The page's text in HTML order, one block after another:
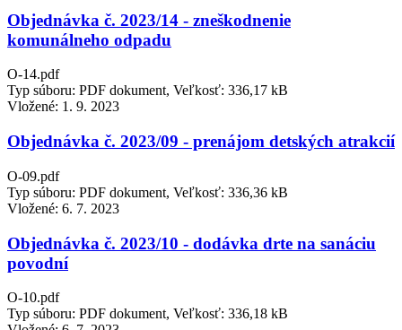
Objednávka č. 2023/14 - zneškodnenie
komunálneho odpadu
O-14.pdf
Typ súboru: PDF dokument, Veľkosť: 336,17 kB
Vložené: 1. 9. 2023
Objednávka č. 2023/09 - prenájom detských atrakcií
O-09.pdf
Typ súboru: PDF dokument, Veľkosť: 336,36 kB
Vložené: 6. 7. 2023
Objednávka č. 2023/10 - dodávka drte na sanáciu
povodní
O-10.pdf
Typ súboru: PDF dokument, Veľkosť: 336,18 kB